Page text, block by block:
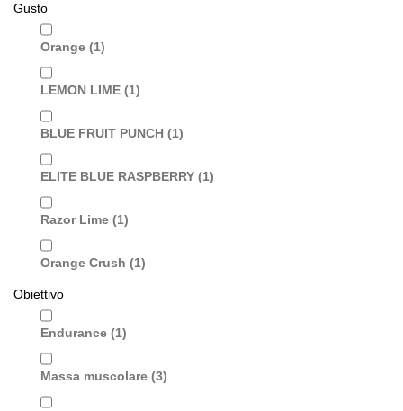
Gusto
Orange (1)
LEMON LIME (1)
BLUE FRUIT PUNCH (1)
ELITE BLUE RASPBERRY (1)
Razor Lime (1)
Orange Crush (1)
Obiettivo
Endurance (1)
Massa muscolare (3)